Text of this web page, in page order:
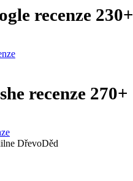
recenze 230+
recenze 270+